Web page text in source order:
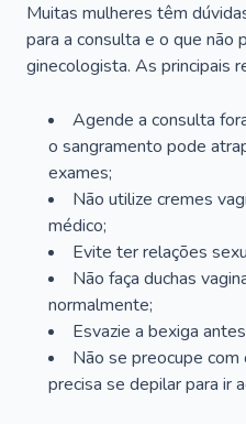
Muitas mulheres têm
para a consulta e o que não
ginecologista. As principais
Agende a consulta
o sangramento pode
exames;
Não utilize cremes
médico;
Evite ter relações
Não faça duchas
normalmente;
Esvazie a bexiga
Não se preocupe
precisa se depilar para ir